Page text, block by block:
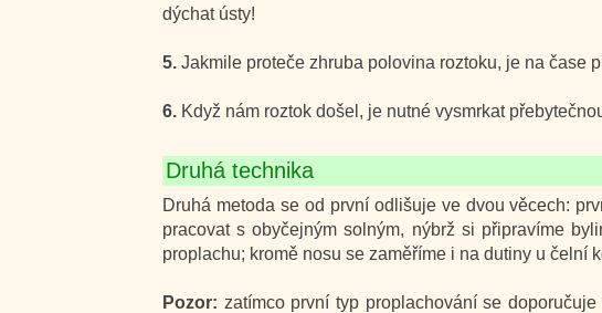
dýchat ústy!
5. Jakmile proteče zhruba polovina roztoku, je na čase
6. Když nám roztok došel, je nutné vysmrkat
Druhá technika
Druhá metoda se od první odlišuje ve dvou věcech:
pracovat s obyčejným solným, nýbrž si připravíme
proplachu; kromě nosu se zaměříme i na dutiny u čelní
Pozor: zatímco první typ proplachování se